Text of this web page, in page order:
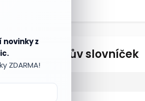
z
ZDARMA!
Bullionářův slovníček